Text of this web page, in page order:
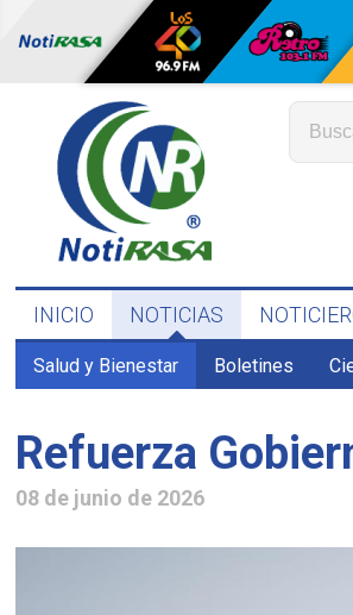
INICIO NOTICIAS
Salud y Bienestar Boletines
Refuerza
08 de junio de 2026